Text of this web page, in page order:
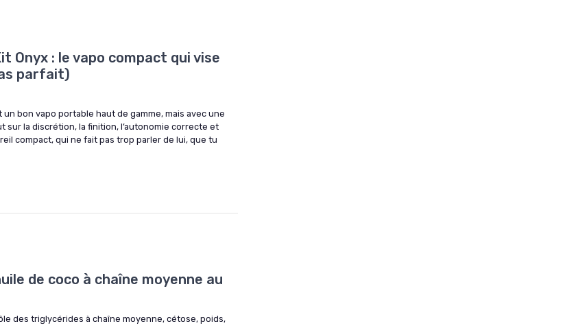
Onyx : le vapo compact qui vise
parfait)
un bon vapo portable haut de gamme, mais avec une
sur la discrétion, la finition, l’autonomie correcte et
compact, qui ne fait pas trop parler de lui, que tu
de coco à chaîne moyenne au
des triglycérides à chaîne moyenne, cétose, poids,